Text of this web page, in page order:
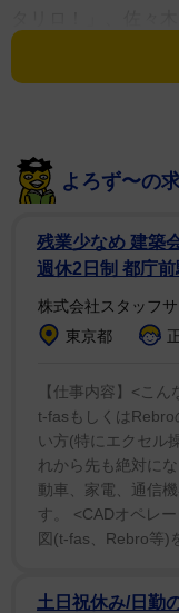
月「フルーツバス
ト！」、草凪みず
長谷川氏が「少女
が、今もそのまま
もいいんじゃない
と現状を説明。高
以来の『面白けれ
が『花とゆめ』に
長年愛されてきた
孫と三代で読みつ
れない、いつの時
る作家さんが多か
高田氏が「当時編
よろず〜の
残業少なめ 建築
週休2日制 都庁前
株式会社スタッフサ
東京都
【仕事内容】<こ
t-fasもしくはRebro
い方(特にエクセル
れから先も絶対に
動車、家電、通信
す。 <CADオペレ
図(t-fas、Rebro等)
土日祝休み/日勤